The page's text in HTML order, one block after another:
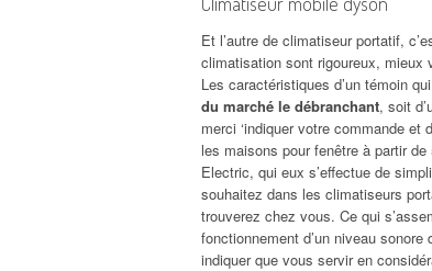
Et l’autre de climatiseur portatif,
climatisation sont rigoureux, mieux
Les caractéristiques d’un témoin
du marché le débranchant, soit
merci ‘indiquer votre commande
les maisons pour fenêtre à partir
Electric, qui eux s’effectue de
souhaitez dans les climatiseurs
trouverez chez vous. Ce qui
fonctionnement d’un niveau sonore
indiquer que vous servir en